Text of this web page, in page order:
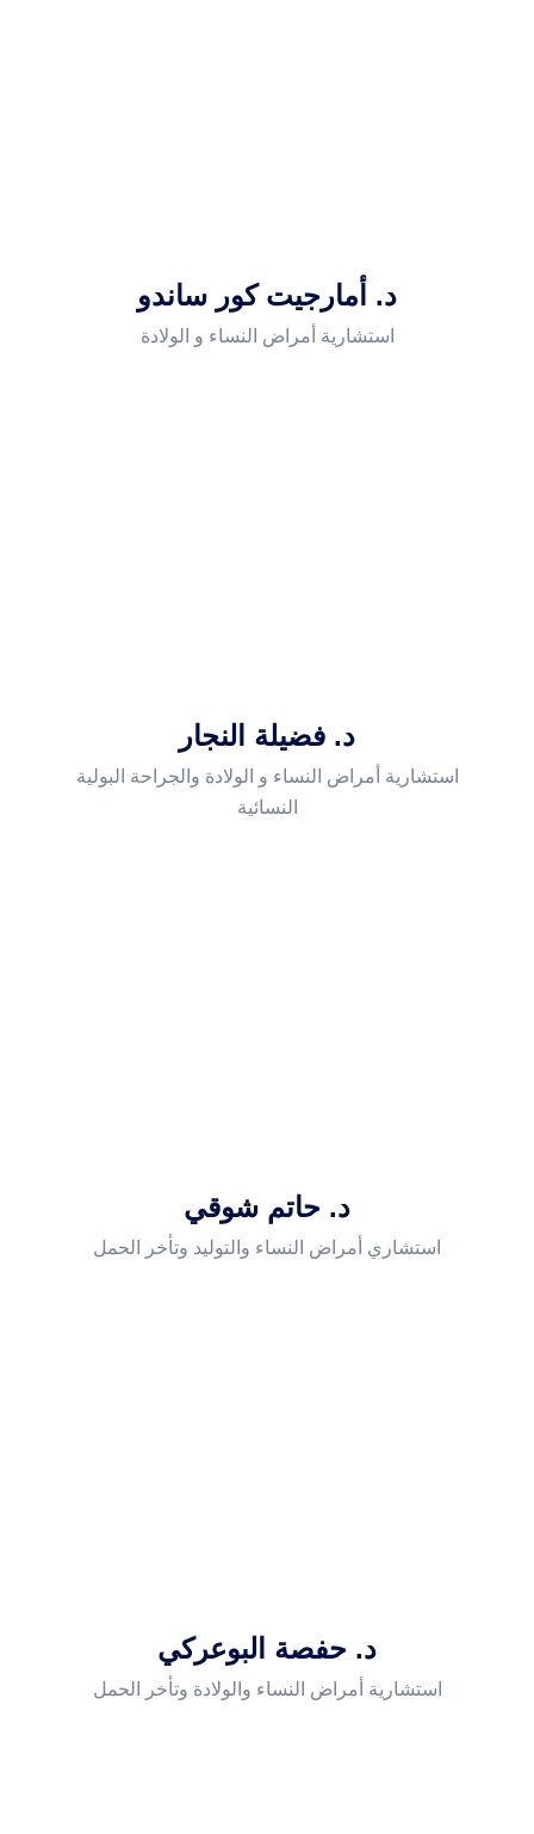
د. أمارجيت كور ساندو
استشارية أمراض النساء و الولادة
د. فضيلة النجار
استشارية أمراض النساء و الولادة والجراحة البولية
النسائية
د. حاتم شوقي
استشاري أمراض النساء والتوليد وتأخر الحمل
د. حفصة البوعركي
استشارية أمراض النساء والولادة وتأخر الحمل